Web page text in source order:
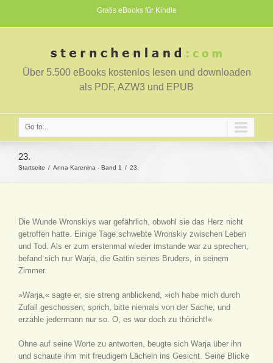
Gratis eBooks für Kindle
Über 5.500 eBooks kostenlos lesen und downloaden
als PDF, AZW3 und EPUB
Go to...
23.
Startseite Anna Karenina - Band 1 23.
Die Wunde Wronskiys war gefährlich, obwohl sie das Herz nicht
getroffen hatte. Einige Tage schwebte Wronskiy zwischen Leben
und Tod. Als er zum erstenmal wieder imstande war zu sprechen,
befand sich nur Warja, die Gattin seines Bruders, in seinem
Zimmer.
»Warja,« sagte er, sie streng anblickend, »ich habe mich durch
Zufall geschossen; sprich, bitte niemals von der Sache, und
erzähle jedermann nur so. O, es war doch zu thöricht!«
Ohne auf seine Worte zu antworten, beugte sich Warja über ihn
und schaute ihm mit freudigem Lächeln ins Gesicht. Seine Blicke